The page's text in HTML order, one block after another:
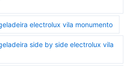
electrolux vila monumento
side by side electrolux vila